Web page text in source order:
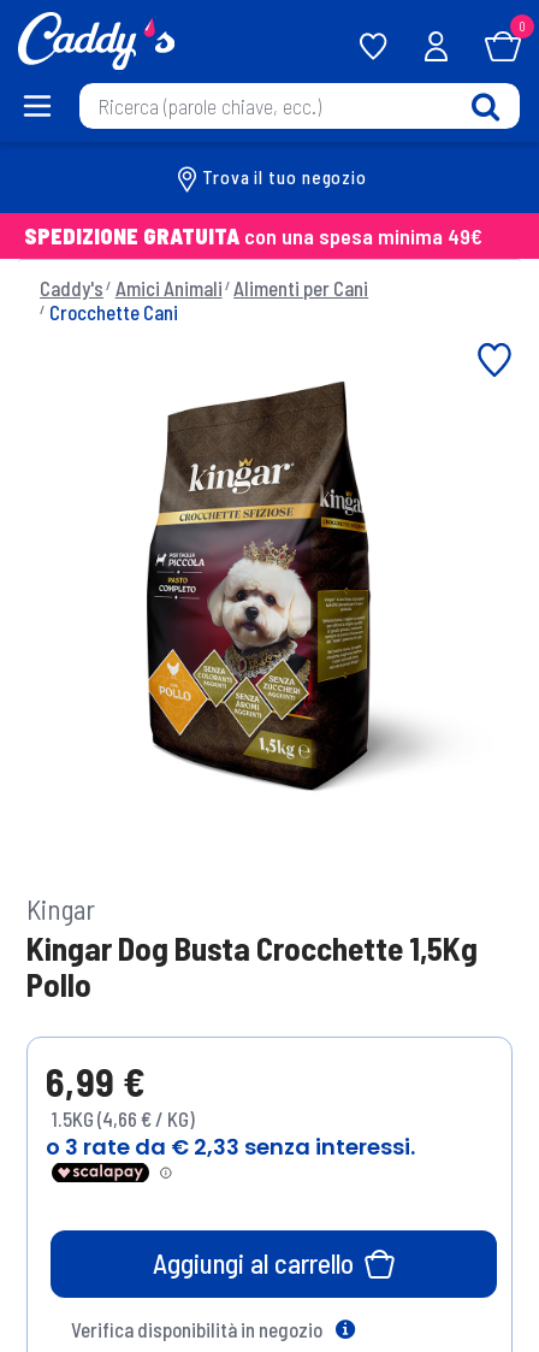
0
Trova il tuo negozio
SPEDIZIONE GRATUITA con una spesa minima 49€
Caddy's Amici Animali Alimenti per Cani
Crocchette Cani
Kingar
Kingar Dog Busta Crocchette 1,5Kg
Pollo
6,99 €
1.5KG (4,66 € / KG)
Aggiungi al carrello
Verifica disponibilità in negozio